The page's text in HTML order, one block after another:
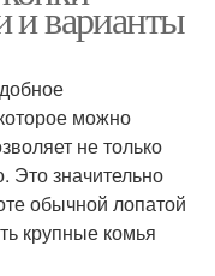
и варианты
можно
не только
Это значительно
обычной лопатой
крупные комья